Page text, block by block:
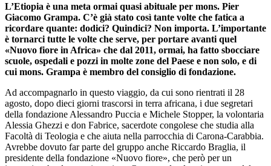
L’Etiopia è una meta ormai quasi abituale per mons. Pier
Giacomo Grampa. C’è già stato così tante volte che fatica a
ricordare quante: dodici? Quindici? Non importa. L’importante
è tornarci tutte le volte che serve, per portare avanti quel
«Nuovo fiore in Africa» che dal 2011, ormai, ha fatto sbocciare
scuole, ospedali e pozzi in molte zone del Paese e non solo, e di
cui mons. Grampa è membro del consiglio di fondazione.
Ad accompagnarlo in questo viaggio, da cui sono rientrati il 28
agosto, dopo dieci giorni trascorsi in terra africana, i due segretari
della fondazione Alessandro Puccia e Michele Stopper, la volontaria
Alessia Ghezzi e don Fabrice, sacerdote congolese che studia alla
Facoltà di Teologia e che aiuta nella parrocchia di Carona-Carabbia.
Avrebbe dovuto far parte del gruppo anche Riccardo Braglia, il
presidente della fondazione «Nuovo fiore», che però per un